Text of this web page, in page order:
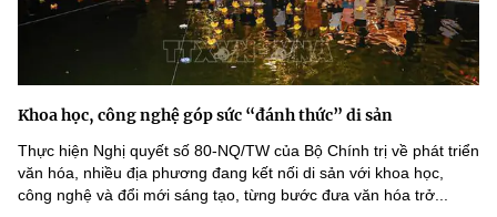
Khoa học, công nghệ góp sức “đánh thức” di sản
Thực hiện Nghị quyết số 80-NQ/TW của Bộ Chính trị về phát triển
văn hóa, nhiều địa phương đang kết nối di sản với khoa học,
công nghệ và đổi mới sáng tạo, từng bước đưa văn hóa trở...